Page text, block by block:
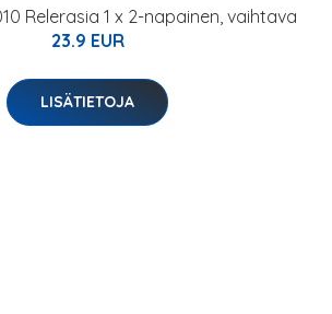
Relerasia 1 x 2-napainen, vaihtava
23.9 EUR
LISÄTIETOJA